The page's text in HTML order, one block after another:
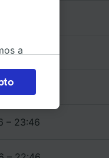
– 23:46
– 23:46
– 23:46
a
la